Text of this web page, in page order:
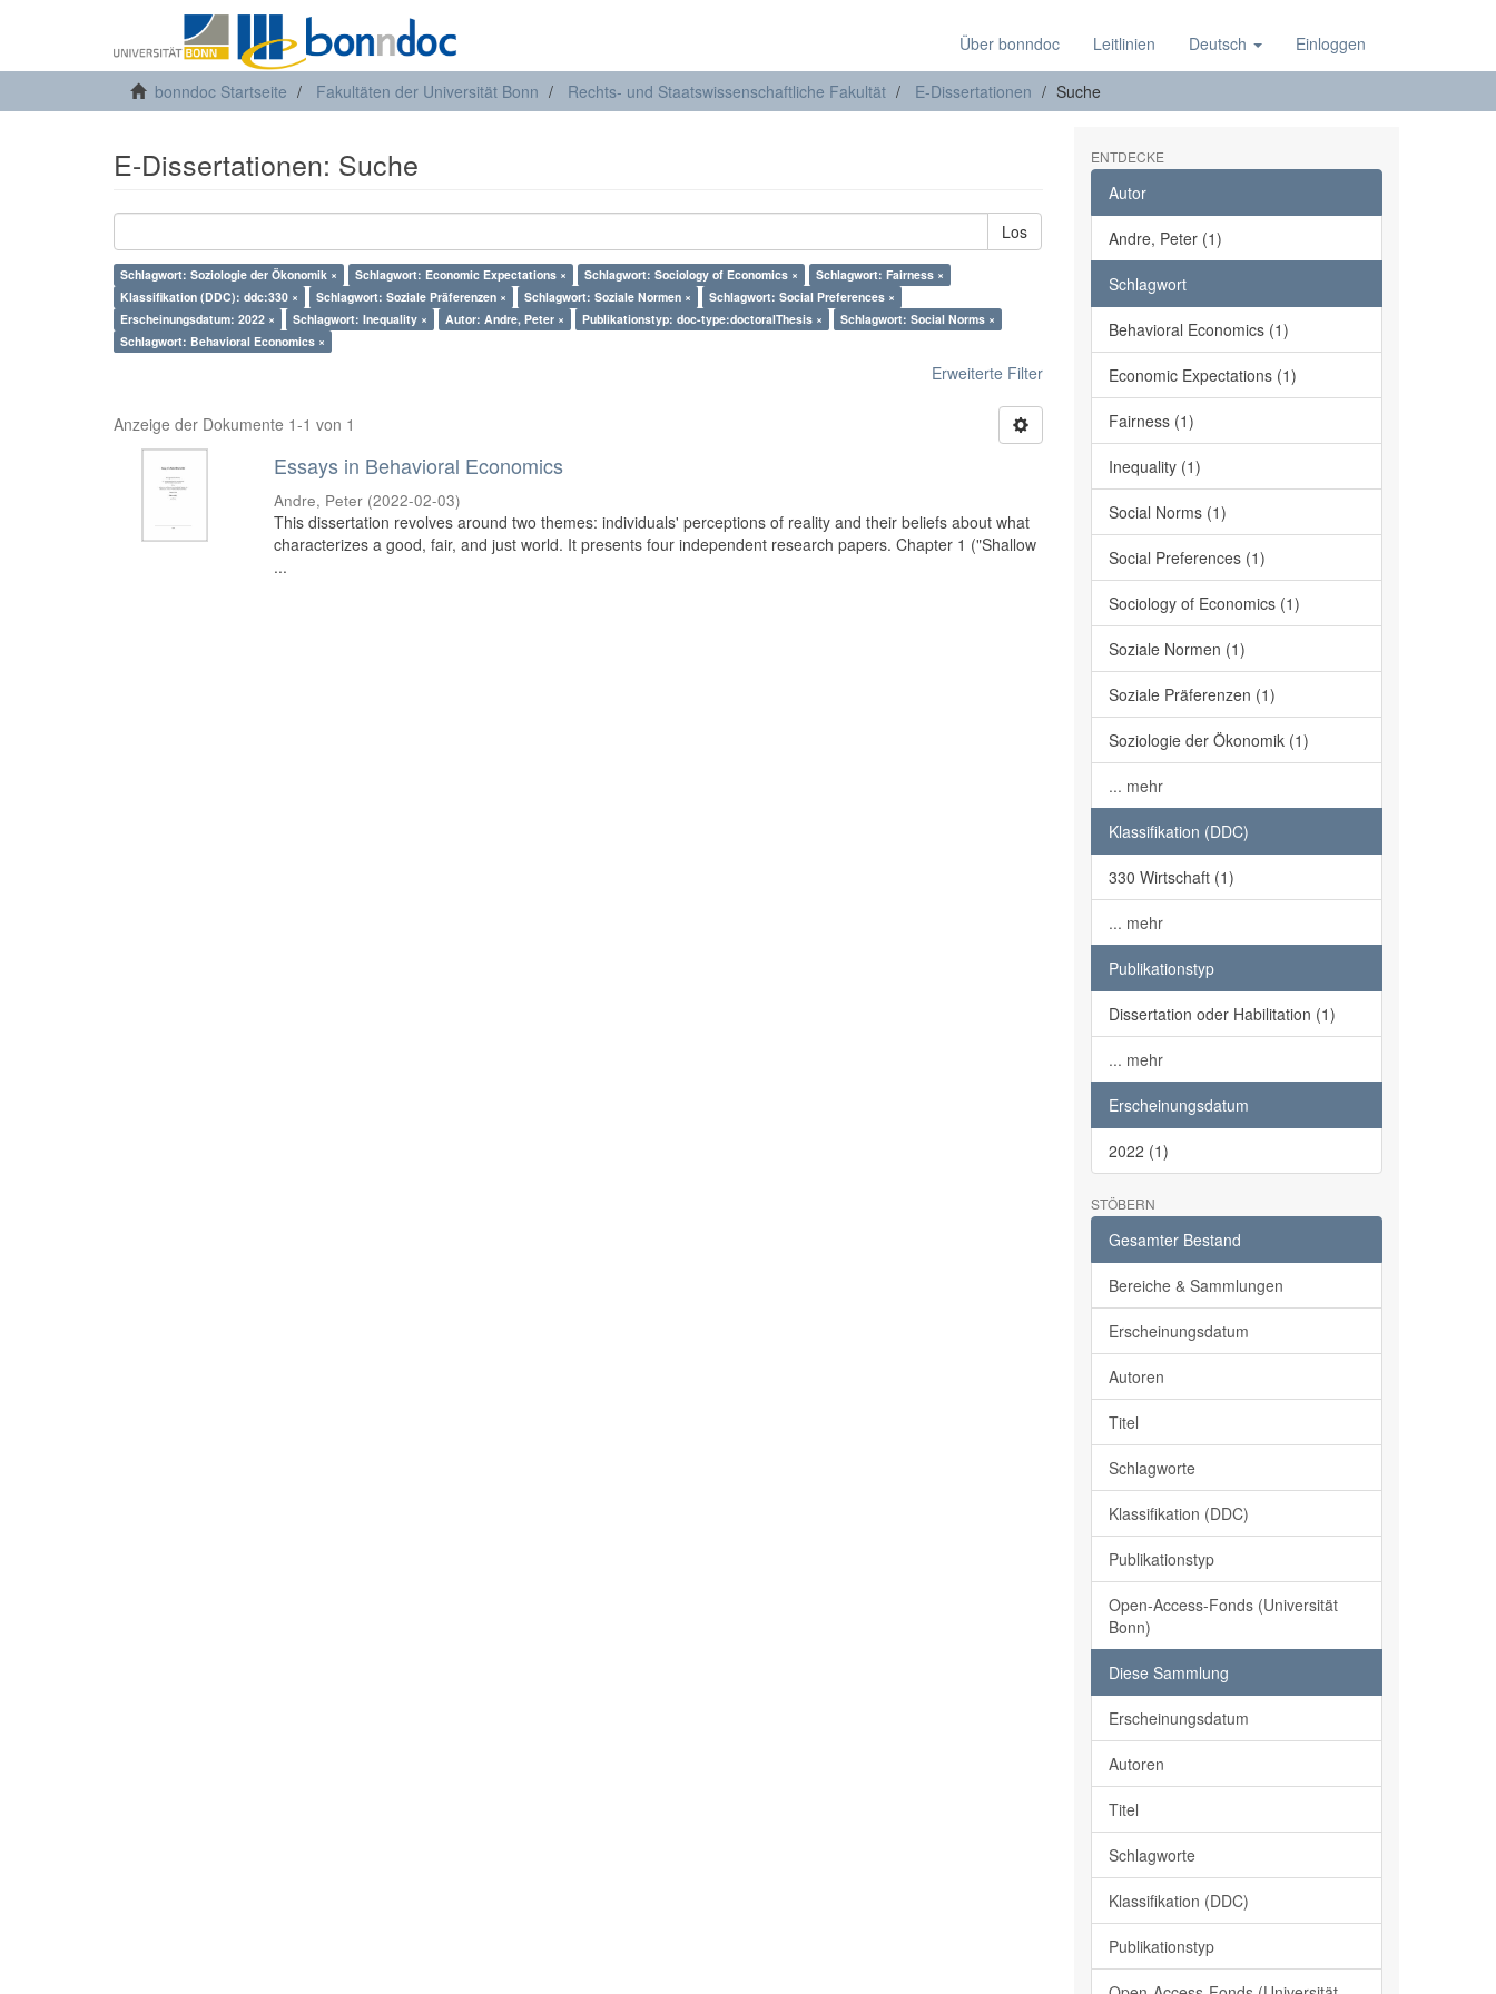
Über bonndoc Leitlinien Deutsch Einloggen
bonndoc Startseite Fakultäten der Universität Bonn Rechts- und Staatswissenschaftliche Fakultät E-Dissertationen Suche
E-Dissertationen: Suche
Los
Schlagwort: Soziologie der Ökonomik × Schlagwort: Economic Expectations × Schlagwort: Sociology of Economics ×
Schlagwort: Fairness ×
Klassifikation (DDC): ddc:330 ×
Schlagwort: Soziale Präferenzen × Schlagwort: Soziale Normen ×
Schlagwort: Social Preferences ×
Erscheinungsdatum: 2022 ×
Schlagwort: Inequality × Autor: Andre, Peter × Publikationstyp: doc-type:doctoralThesis ×
Schlagwort: Social Norms ×
Schlagwort: Behavioral Economics ×
Erweiterte Filter
Anzeige der Dokumente 1-1 von 1
Essays in Behavioral Economics
Andre, Peter (2022-02-03)
This dissertation revolves around two themes: individuals' perceptions of reality and their beliefs about what
characterizes a good, fair, and just world. It presents four independent research papers. Chapter 1 ("Shallow
...
ENTDECKE
Autor
Andre, Peter (1)
Schlagwort
Behavioral Economics (1)
Economic Expectations (1)
Fairness (1)
Inequality (1)
Social Norms (1)
Social Preferences (1)
Sociology of Economics (1)
Soziale Normen (1)
Soziale Präferenzen (1)
Soziologie der Ökonomik (1)
... mehr
Klassifikation (DDC)
330 Wirtschaft (1)
... mehr
Publikationstyp
Dissertation oder Habilitation (1)
... mehr
Erscheinungsdatum
2022 (1)
STÖBERN
Gesamter Bestand
Bereiche & Sammlungen
Erscheinungsdatum
Autoren
Titel
Schlagworte
Klassifikation (DDC)
Publikationstyp
Open-Access-Fonds (Universität
Bonn)
Diese Sammlung
Erscheinungsdatum
Autoren
Titel
Schlagworte
Klassifikation (DDC)
Publikationstyp